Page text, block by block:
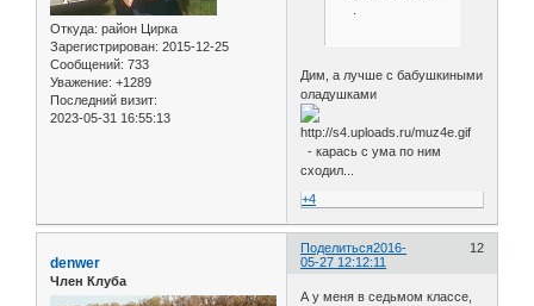
Откуда: район Цирка
Зарегистрирован: 2015-12-25
Сообщений: 733
Уважение: +1289
Последний визит:
2023-05-31 16:55:13
.
Дим, а лучше с бабушкиными
оладушками
- карась с ума по ним
сходил...
+4
Поделиться 12
2016-
05-27 12:12:11
denwer
Член Клуба
А у меня в седьмом классе,